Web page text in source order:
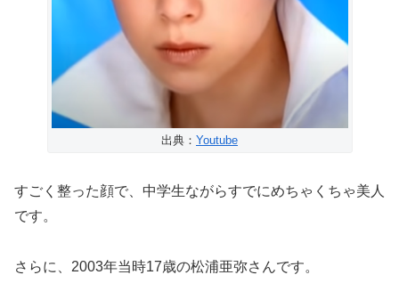
出典： Youtube
すごく整った顔で、中学生ながらすでにめちゃくちゃ美人
です。
さらに、2003年当時17歳の松浦亜弥さんです。